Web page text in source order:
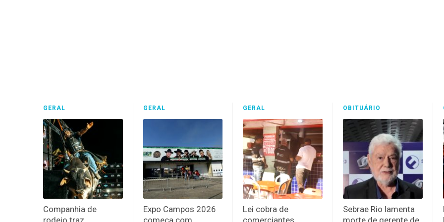
GERAL
Companhia de
GERAL
Expo Campos 2026
GERAL
Lei cobra de
OBITUÁRIO
Sebrae Rio lamenta